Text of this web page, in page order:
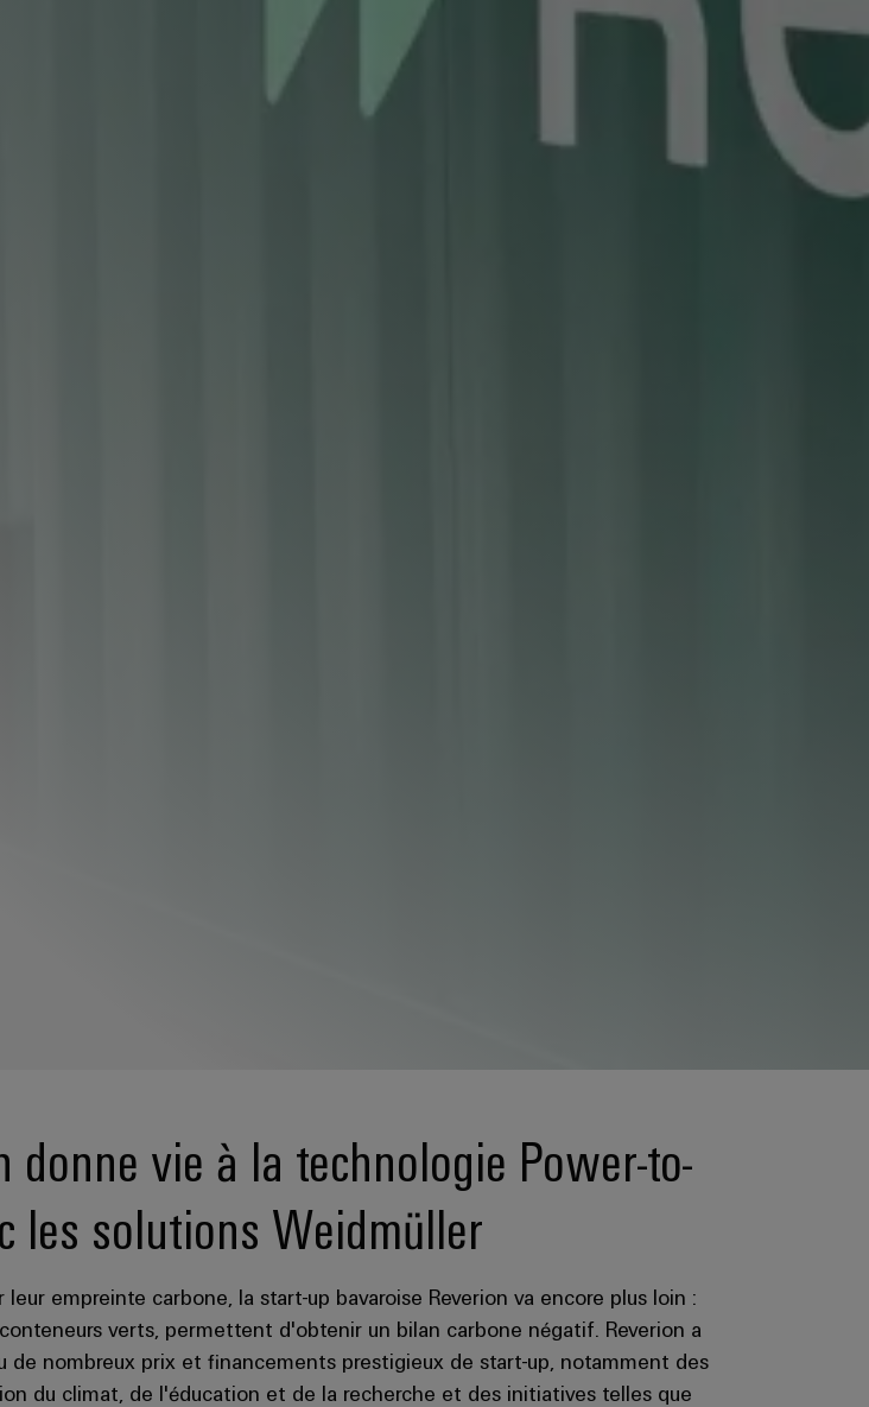
vie à la technologie Power-to-
les solutions Weidmüller
empreinte carbone, la start-up bavaroise Reverion va encore plus loin :
verts, permettent d'obtenir un bilan carbone négatif. Reverion a
nombreux prix et financements prestigieux de start-up, notamment des
du climat, de l'éducation et de la recherche et des initiatives telles que